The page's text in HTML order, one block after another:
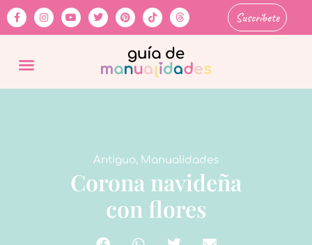
Suscríbete
Antiguo, Manualidades
Corona navideña
con flores